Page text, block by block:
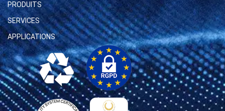
PRODUITS
SERVICES
APPLICATIONS